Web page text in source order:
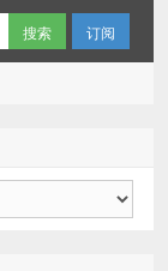
订阅